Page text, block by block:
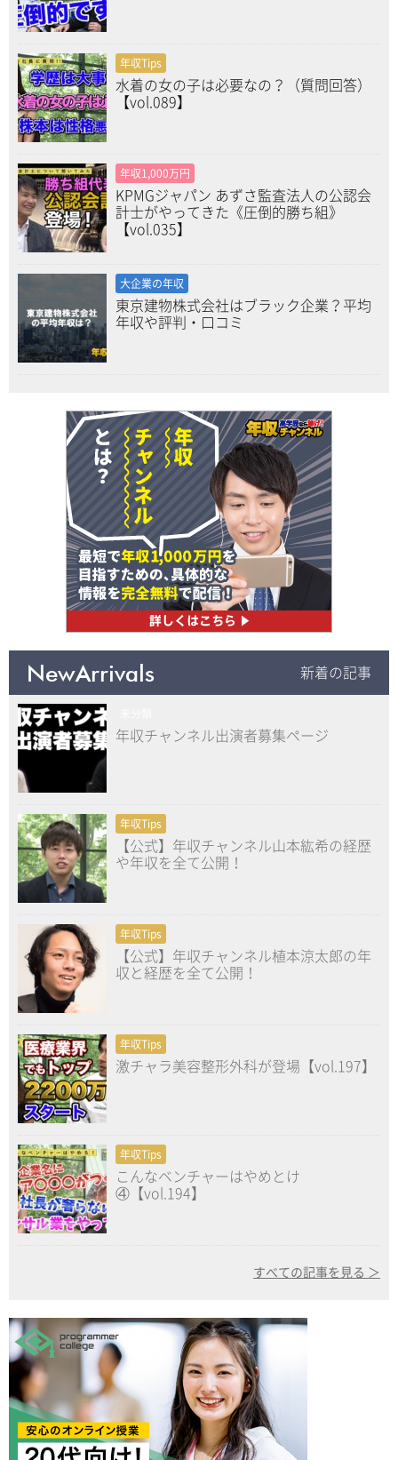
年収Tips
水着の女の子は必要なの？（質問回答）
【vol.089】
年収1,000万円
KPMGジャパン あずさ監査法人の公認会
計士がやってきた《圧倒的勝ち組》
【vol.035】
大企業の年収
東京建物株式会社はブラック企業？平均
年収や評判・口コミ
NewArrivals 新着の記事
年収チャンネル出演者募集ページ
年収Tips
【公式】年収チャンネル山本紘希の経歴
や年収を全て公開！
年収Tips
【公式】年収チャンネル植本涼太郎の年
収と経歴を全て公開！
年収Tips
激チャラ美容整形外科が登場【vol.197】
年収Tips
こんなベンチャーはやめとけ
④【vol.194】
すべての記事を見る ＞